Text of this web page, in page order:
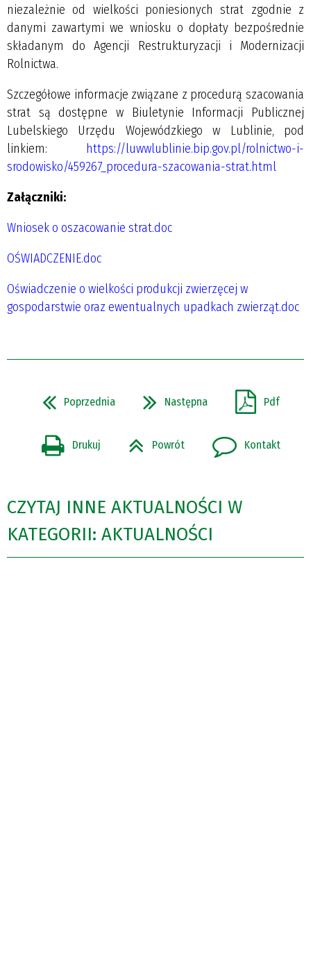
niezależnie od wielkości poniesionych strat zgodnie z
danymi zawartymi we wniosku o dopłaty bezpośrednie
składanym do Agencji Restrukturyzacji i Modernizacji
Rolnictwa.
Szczegółowe informacje związane z procedurą szacowania
strat są dostępne w Biuletynie Informacji Publicznej
Lubelskiego Urzędu Wojewódzkiego w Lublinie, pod
linkiem: https://luwwlublinie.bip.gov.pl/rolnictwo-i-
srodowisko/459267_procedura-szacowania-strat.html
Załączniki:
Wniosek o oszacowanie strat.doc
OŚWIADCZENIE.doc
Oświadczenie o wielkości produkcji zwierzęcej w
gospodarstwie oraz ewentualnych upadkach zwierząt.doc
Poprzednia Następna Pdf
Drukuj Powrót Kontakt
CZYTAJ INNE AKTUALNOŚCI W
KATEGORII: AKTUALNOŚCI